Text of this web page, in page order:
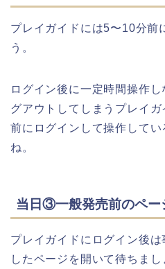
プレイガイドには5〜10分前
う。
ログイン後に一定時間操作
グアウトしてしまうプレイ
前にログインして操作して
ね。
当日③一般発売前のペー
プレイガイドにログイン後
したページを開いて待ちまし